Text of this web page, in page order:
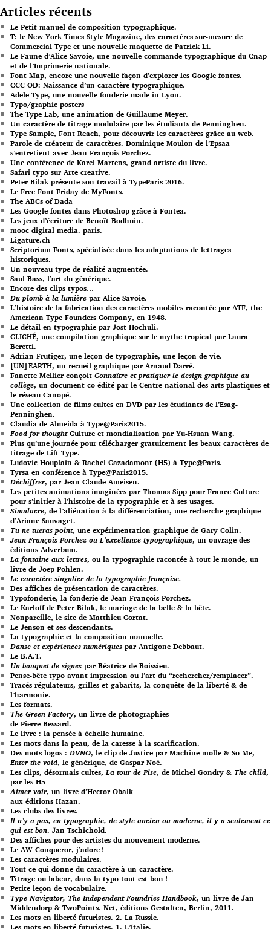
Articles récents
Le Petit manuel de composition typographique.
T: le New York Times Style Magazine, des caractères sur-mesure de
Commercial Type et une nouvelle maquette de Patrick Li.
Le Faune d’Alice Savoie, une nouvelle commande typographique du Cnap
et de l’Imprimerie nationale.
Font Map, encore une nouvelle façon d’explorer les Google fontes.
CCC OD: Naissance d’un caractère typographique.
Adele Type, une nouvelle fonderie made in Lyon.
Typo/graphic posters
The Type Lab, une animation de Guillaume Meyer.
Un caractère de titrage modulaire par les étudiants de Penninghen.
Type Sample, Font Reach, pour découvrir les caractères grâce au web.
Parole de créateur de caractères. Dominique Moulon de l’Epsaa
s’entretient avec Jean François Porchez.
Une conférence de Karel Martens, grand artiste du livre.
Safari typo sur Arte creative.
Peter Bilak présente son travail à TypeParis 2016.
Le Free Font Friday de MyFonts.
The ABCs of Dada
Les Google fontes dans Photoshop grâce à Fontea.
Les jeux d’écriture de Benoît Bodhuin.
mooc digital media. paris.
Ligature.ch
Scriptorium Fonts, spécialisée dans les adaptations de lettrages
historiques.
Un nouveau type de réalité augmentée.
Saul Bass, l’art du générique.
Encore des clips typos…
Du plomb à la lumière par Alice Savoie.
L’histoire de la fabrication des caractères mobiles racontée par ATF, the
American Type Founders Company, en 1948.
Le détail en typographie par Jost Hochuli.
CLICHÉ, une compilation graphique sur le mythe tropical par Laura
Beretti.
Adrian Frutiger, une leçon de typographie, une leçon de vie.
[UN]EARTH, un recueil graphique par Arnaud Darré.
Fanette Mellier conçoit Connaître et pratiquer le design graphique au
collège, un document co-édité par le Centre national des arts plastiques et
le réseau Canopé.
Une collection de films cultes en DVD par les étudiants de l’Esag-
Penninghen.
Claudia de Almeida à Type@Paris2015.
Food for thoughtCulture et mondialisation par Yu-Hsuan Wang.
Plus qu’une journée pour télécharger gratuitement les beaux caractères de
titrage de Lift Type.
Ludovic Houplain & Rachel Cazadamont (H5) à Type@Paris.
Tyrsa en conférence à Type@Paris2015.
Déchiffrer, par Jean Claude Ameisen.
Les petites animations imaginées par Thomas Sipp pour France Culture
pour s’initier à l’histoire de la typographie et à ses usages.
Simulacre, de l’aliénation à la différenciation, une recherche graphique
d’Ariane Sauvaget.
Tu ne tueras point, une expérimentation graphique de Gary Colin.
Jean François Porchez ou L’excellence typographique, un ouvrage des
éditions Adverbum.
La fontaine aux lettres, ou la typographie racontée à tout le monde, un
livre de Joep Pohlen.
Le caractère singulier de la typographie française.
Des affiches de présentation de caractères.
Typofonderie, la fonderie de Jean François Porchez.
Le Karloff de Peter Bilak, le mariage de la belle & la bête.
Nonpareille, le site de Matthieu Cortat.
Le Jenson et ses descendants.
La typographie et la composition manuelle.
Danse et expériences numériques par Antigone Debbaut.
Le B.A.T.
Un bouquet de signes par Béatrice de Boissieu.
Pense-bête typo avant impression ou l’art du “rechercher/remplacer”.
Tracés régulateurs, grilles et gabarits, la conquête de la liberté & de
l’harmonie.
Les formats.
The Green Factory, un livre de photographies
de Pierre Bessard.
Le livre : la pensée à échelle humaine.
Les mots dans la peau, de la caresse à la scarification.
Des mots logos :DVNO, le clip de Justice par Machine molle & So Me,
Enter the void, le générique, de Gaspar Noé.
Les clips, désormais cultes,La tour de Pise, de Michel Gondry & The child,
par les H5
Aimer voir, un livre d’Hector Obalk
aux éditions Hazan.
Les clubs des livres.
Il n’y a pas, en typographie, de style ancien ou moderne, il y a seulement ce
qui est bon. Jan Tschichold.
Des affiches pour des artistes du mouvement moderne.
Le AW Conqueror, j’adore !
Les caractères modulaires.
Tout ce qui donne du caractère à un caractère.
Titrage ou labeur, dans la typo tout est bon !
Petite leçon de vocabulaire.
Type Navigator, The Independent Foundries Handbook, un livre de Jan
Middendorp & TwoPoints. Net, éditions Gestalten, Berlin, 2011.
Les mots en liberté futuristes. 2. La Russie.
Les mots en liberté futuristes. 1. L’Italie.